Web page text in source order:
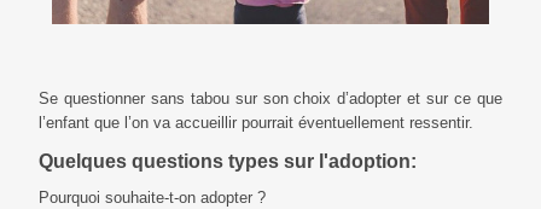
Se questionner sans tabou sur son choix d’adopter et sur ce que
l’enfant que l’on va accueillir pourrait éventuellement ressentir.
Quelques questions types sur l'adoption:
Pourquoi souhaite-t-on adopter ?